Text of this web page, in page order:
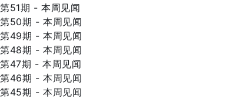
第51期 - 本周见闻
第50期 - 本周见闻
第49期 - 本周见闻
第48期 - 本周见闻
第47期 - 本周见闻
第46期 - 本周见闻
第45期 - 本周见闻